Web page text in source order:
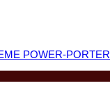
POWER-PORTER